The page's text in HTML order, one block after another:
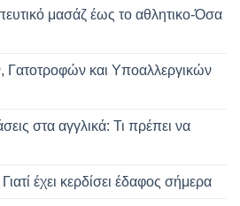
μασάζ έως το αθλητικο-Όσα
Γατοτροφών και Υποαλλεργικών
στα αγγλικά: Τι πρέπει να
έχει κερδίσει έδαφος σήμερα